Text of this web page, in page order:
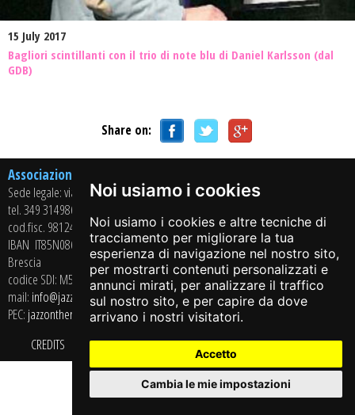
Noi usiamo i cookies
Noi usiamo i cookies e altre tecniche di
tracciamento per migliorare la tua
esperienza di navigazione nel nostro sito,
per mostrarti contenuti personalizzati e
annunci mirati, per analizzare il traffico
sul nostro sito, e per capire da dove
arrivano i nostri visitatori.
Accetto
Cambia le mie impostazioni
15 July 2017
Bagliori scintillanti con il trio di note blu di Daniel Karlsson (dal
GDB)
Share on:
Associazione Culturale Arci Jazz On The Road APS
Sede legale: via Casaglio, 13 – 25064 GUSSAGO (BS)
tel. 349 3149864
cod.fisc. 98124350178 - P.iva 02715430985
IBAN IT85N0869211208034000341724- BANCA CREDITO COOPERATIVO di
Brescia
codice SDI: M5UXCR1
mail: info@jazzontheroad.net
PEC: jazzontheroad@pec.it
CREDITS
PRIVACY POLICY COOKIE POLICY PREFERENZE COOKIE⇡